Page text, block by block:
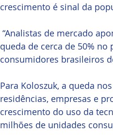
crescimento é sinal da
queda de cerca de 50%
consumidores brasileiros
Para Koloszuk, a queda
residências, empresas e
crescimento do uso da
milhões de unidades